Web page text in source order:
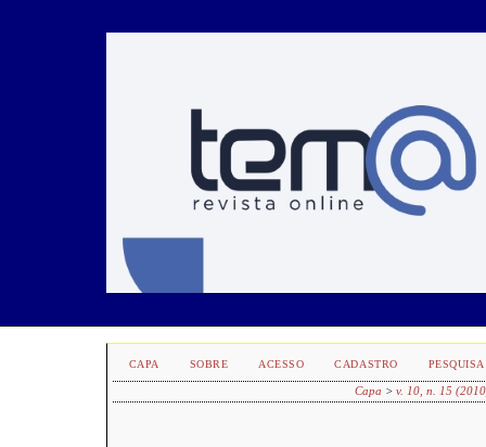
CAPA SOBRE ACESSO CADASTRO PESQUISA
Capa > v. 10, n. 15